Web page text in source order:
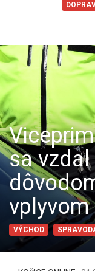
sa
VÝCHOD